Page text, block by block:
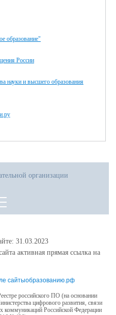
образование"
России
науки и высшего образования
организации
31.03.2023
активная прямая ссылка на
сайтыобразованию.рф
российского ПО (на основании
цифрового развития, связи
коммуникаций Российской Федерации